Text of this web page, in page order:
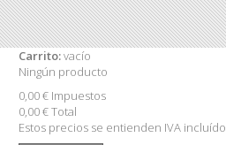
Carrito:vacío
Ningún producto
0,00 € Impuestos
0,00 €Total
Estos precios se entienden IVA incluído